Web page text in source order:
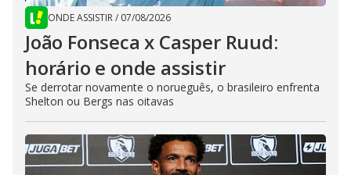
ONDE ASSISTIR/ 07/08/2026
João Fonseca x Casper Ruud:
horário e onde assistir
Se derrotar novamente o norueguês, o brasileiro enfrenta
Shelton ou Bergs nas oitavas